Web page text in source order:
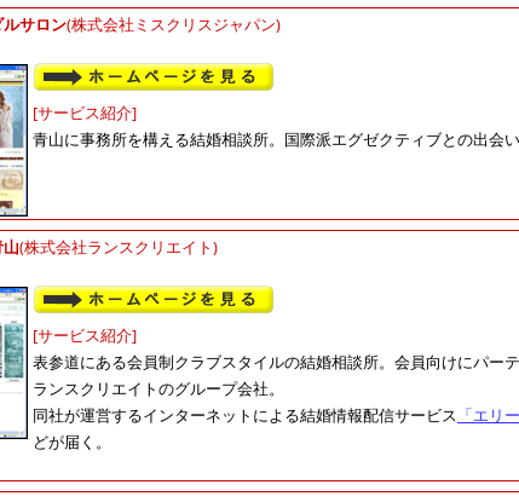
サロン(株式会社ミスクリスジャパン)
[サービス紹介]
青山に事務所を構える結婚相談所。国際派エグゼクティブとの出会い
(株式会社ランスクリエイト)
[サービス紹介]
表参道にある会員制クラブスタイルの結婚相談所。会員向けにパー
ランスクリエイトのグループ会社。
同社が運営するインターネットによる結婚情報配信サービス 「エリ
どが届く。